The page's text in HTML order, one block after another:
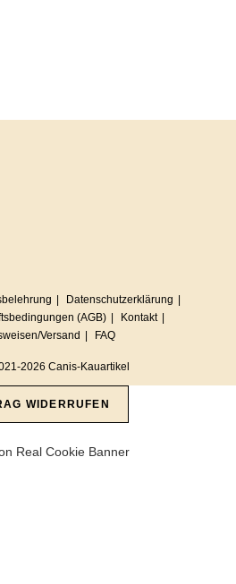
Datenschutzerklärung
(AGB)
Kontakt
Versand
FAQ
2026 Canis-Kauartikel
WIDERRUFEN
Real Cookie Banner